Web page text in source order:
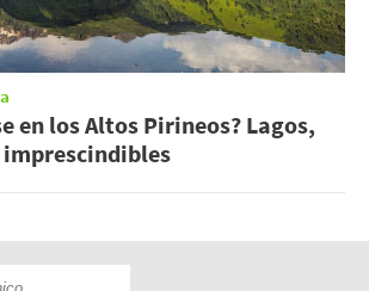
en los Altos Pirineos? Lagos,